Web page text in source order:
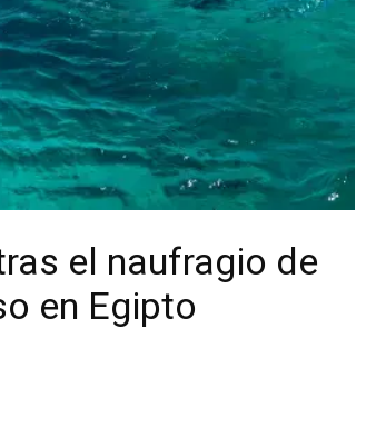
el naufragio de
en Egipto